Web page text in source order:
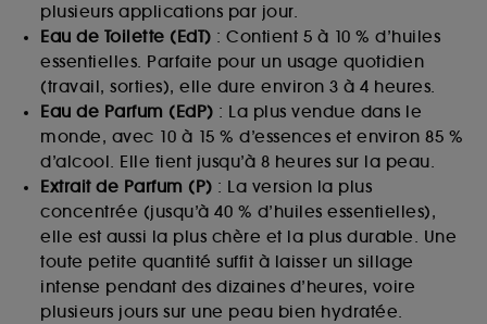
plusieurs applications par jour.
Eau de Toilette (EdT) : Contient 5 à 10 % d’huiles
essentielles. Parfaite pour un usage quotidien
(travail, sorties), elle dure environ 3 à 4 heures.
Eau de Parfum (EdP) : La plus vendue dans le
monde, avec 10 à 15 % d’essences et environ 85 %
d’alcool. Elle tient jusqu’à 8 heures sur la peau.
Extrait de Parfum (P) : La version la plus
concentrée (jusqu’à 40 % d’huiles essentielles),
elle est aussi la plus chère et la plus durable. Une
toute petite quantité suffit à laisser un sillage
intense pendant des dizaines d’heures, voire
plusieurs jours sur une peau bien hydratée.